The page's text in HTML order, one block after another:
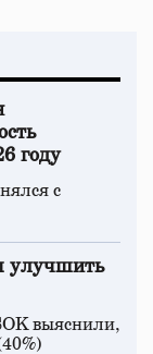
году
с
улучшить
выяснили,